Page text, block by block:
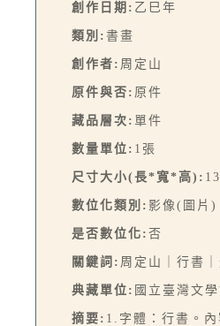
創作日期: 乙巳年
類別: 書畫
創作者: 周定山
原件與否: 原件
藏品層次: 單件
數量單位: 1張
尺寸大小(長*寬*高):
數位化類別: 影像(圖片)
是否數位化: 否
關鍵詞: 周定山｜行書｜
典藏單位: 國立臺灣文
摘要: 1.字體：行書。